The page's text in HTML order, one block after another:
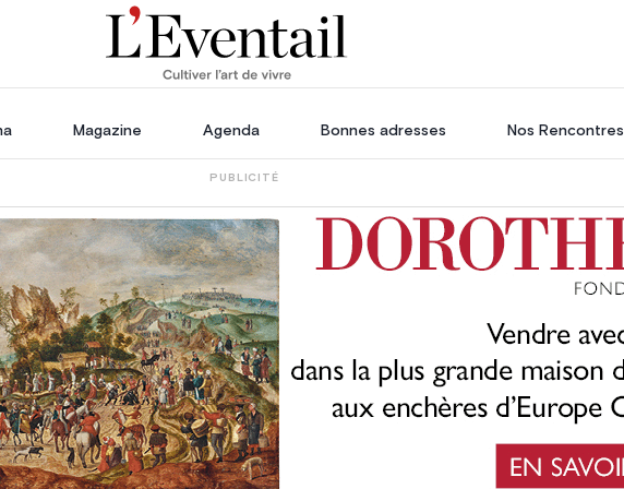
Magazine Agenda Bonnes adresses Nos Rencontres
PUBLICITÉ